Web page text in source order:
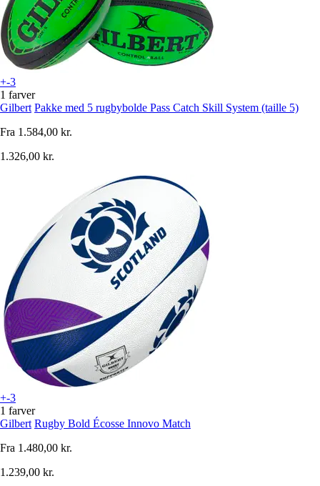
+-3
1 farver
Gilbert Pakke med 5 rugbybolde Pass Catch Skill System (taille 5)
Fra 1.584,00 kr.
1.326,00 kr.
+-3
1 farver
Gilbert Rugby Bold Écosse Innovo Match
Fra 1.480,00 kr.
1.239,00 kr.